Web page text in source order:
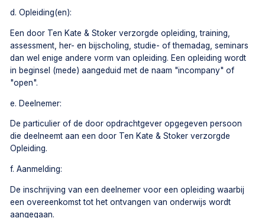
d. Opleiding(en):
Een door Ten Kate & Stoker verzorgde opleiding, training,
assessment, her- en bijscholing, studie- of themadag, seminars
dan wel enige andere vorm van opleiding. Een opleiding wordt
in beginsel (mede) aangeduid met de naam "incompany" of
"open".
e. Deelnemer:
De particulier of de door opdrachtgever opgegeven persoon
die deelneemt aan een door Ten Kate & Stoker verzorgde
Opleiding.
f. Aanmelding:
De inschrijving van een deelnemer voor een opleiding waarbij
een overeenkomst tot het ontvangen van onderwijs wordt
aangegaan.